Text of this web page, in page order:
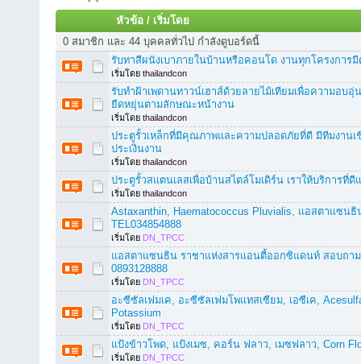
หัวข้อ / เริ่มโดย
0 สมาชิก และ 44 บุคคลทั่วไป กำลังดูบอร์ดนี้
รับทาสีผนังเบาภายในบ้านหรือคอนโด งานทุกโครงการ
เริ่มโดย thailandcon
รับทำฝ้าเพดานทาวน์เฮาส์ด้วยลายไม้เทียมเพื่อความอบ
ยืดหยุ่นตามลักษณะหน้างาน
เริ่มโดย thailandcon
ประตูรั้วเหล็กที่มีคุณภาพและความปลอดภัยที่ดี มีทีมงาน
ประเงินงาน
เริ่มโดย thailandcon
ประตูรั้วสแตนเลสเพื่อบ้านสไตล์โมเดิร์น เราให้บริการที่ดี
เริ่มโดย thailandcon
Astaxanthin, Haematococcus Pluvialis, แอสตาแซนธิ
TEL034854888
เริ่มโดย DN_TPCC
แอสตาแซนธิน ราชาแห่งสารแอนตี้ออกซิแดนท์ สอบถา
0893128888
เริ่มโดย DN_TPCC
อะซีซัลเฟมเค, อะซีซัลเฟมโพแทสเซียม, เอซีเค,
Potassium
เริ่มโดย DN_TPCC
แป้งข้าวโพด, แป้งเมซ, คอร์น ฟลาว, เมซฟลาว, Corn
เริ่มโดย DN_TPCC